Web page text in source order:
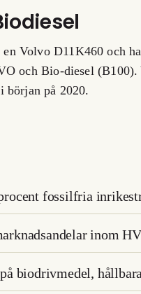
Volvo D11K460 och
och Bio-diesel
början på 2020.
fossilfria
inom
biodrivmedel,